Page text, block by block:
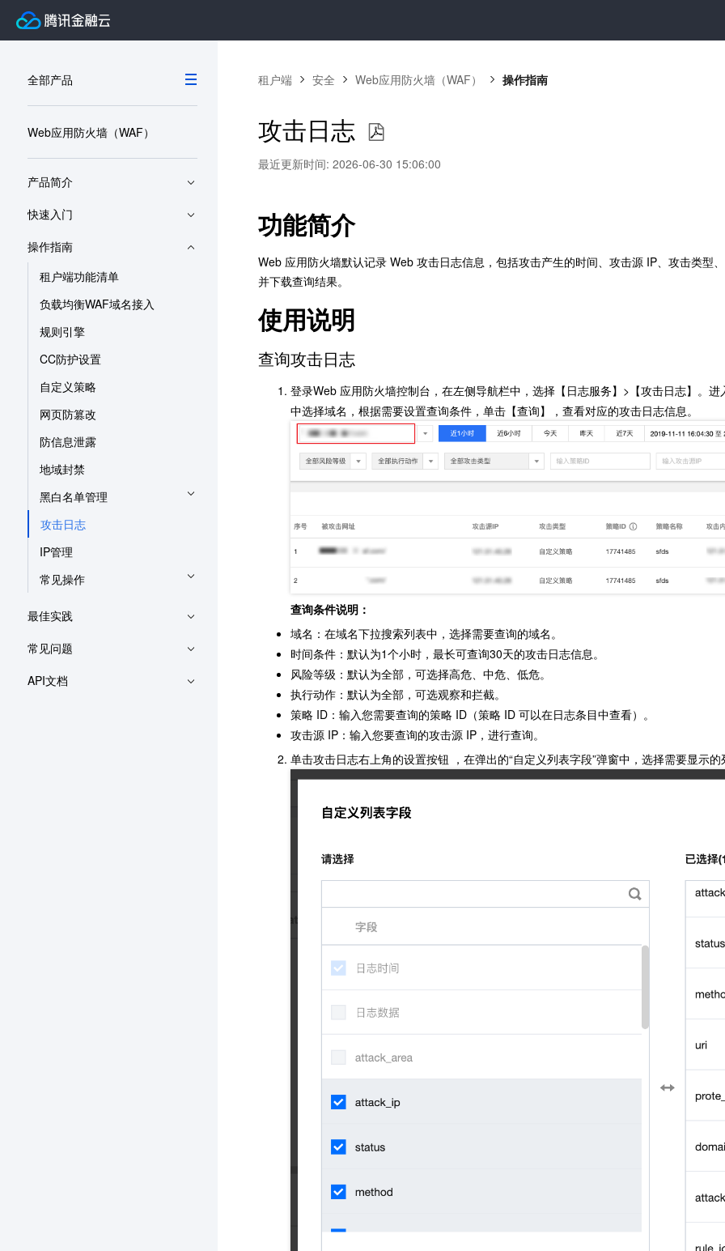
全部产品
Web应用防火墙（WAF）
产品简介
快速入门
操作指南
租户端功能清单
负载均衡WAF域名接入
规则引擎
CC防护设置
自定义策略
网页防篡改
防信息泄露
地域封禁
黑白名单管理
攻击日志
IP管理
常见操作
最佳实践
常见问题
API文档
租户端 安全 Web应用防火墙（WAF） 操作指南
攻击日志
最近更新时间: 2026-06-30 15:06:00
功能简介
Web 应用防火墙默认记录 Web 攻击日志信息，包括攻击产生的时间、攻击源 IP、攻击类型
并下载查询结果。
使用说明
查询攻击日志
登录Web 应用防火墙控制台，在左侧导航栏中，选择【日志服务】>【攻击日志】。
中选择域名，根据需要设置查询条件，单击【查询】，查看对应的攻击日志信息。
查询条件说明：
域名：在域名下拉搜索列表中，选择需要查询的域名。
时间条件：默认为1个小时，最长可查询30天的攻击日志信息。
风险等级：默认为全部，可选择高危、中危、低危。
执行动作：默认为全部，可选观察和拦截。
策略 ID：输入您需要查询的策略 ID（策略 ID 可以在日志条目中查看）。
攻击源 IP：输入您要查询的攻击源 IP，进行查询。
单击攻击日志右上角的设置按钮 ，在弹出的“自定义列表字段”弹窗中，选择需要显示